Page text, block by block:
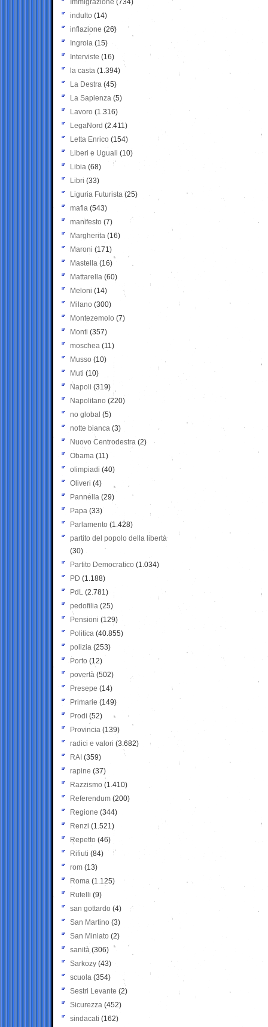
Immigrazione (734)
indulto (14)
inflazione (26)
Ingroia (15)
Interviste (16)
la casta (1.394)
La Destra (45)
La Sapienza (5)
Lavoro (1.316)
LegaNord (2.411)
Letta Enrico (154)
Liberi e Uguali (10)
Libia (68)
Libri (33)
Liguria Futurista (25)
mafia (543)
manifesto (7)
Margherita (16)
Maroni (171)
Mastella (16)
Mattarella (60)
Meloni (14)
Milano (300)
Montezemolo (7)
Monti (357)
moschea (11)
Musso (10)
Muti (10)
Napoli (319)
Napolitano (220)
no global (5)
notte bianca (3)
Nuovo Centrodestra (2)
Obama (11)
olimpiadi (40)
Oliveri (4)
Pannella (29)
Papa (33)
Parlamento (1.428)
partito del popolo della libertà
(30)
Partito Democratico (1.034)
PD (1.188)
PdL (2.781)
pedofilia (25)
Pensioni (129)
Politica (40.855)
polizia (253)
Porto (12)
povertà (502)
Presepe (14)
Primarie (149)
Prodi (52)
Provincia (139)
radici e valori (3.682)
RAI (359)
rapine (37)
Razzismo (1.410)
Referendum (200)
Regione (344)
Renzi (1.521)
Repetto (46)
Rifiuti (84)
rom (13)
Roma (1.125)
Rutelli (9)
san gottardo (4)
San Martino (3)
San Miniato (2)
sanità (306)
Sarkozy (43)
scuola (354)
Sestri Levante (2)
Sicurezza (452)
sindacati (162)